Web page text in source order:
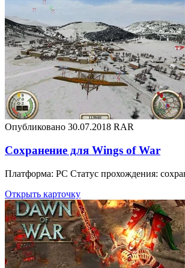
Опубликовано 30.07.2018 RAR
Сохранение для Wings of War
Платформа: PC Статус прохождения:
Открыть карточку